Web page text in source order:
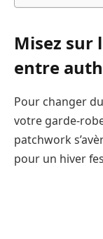
Misez sur
entre
Pour changer
votre garde-
patchwork
pour un hiver